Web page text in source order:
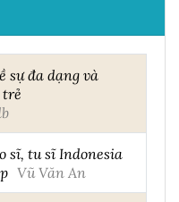
sự đa dạng và
trẻ
sĩ, tu sĩ Indonesia
Vũ Văn An